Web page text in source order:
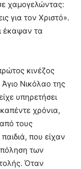
χαμογελώντας:
για τον Χριστό».
έκαψαν τα
κινέζος
Άγιο Νικόλαο της
υπηρετήσει
χρόνια,
τους
που είχαν
των
Όταν